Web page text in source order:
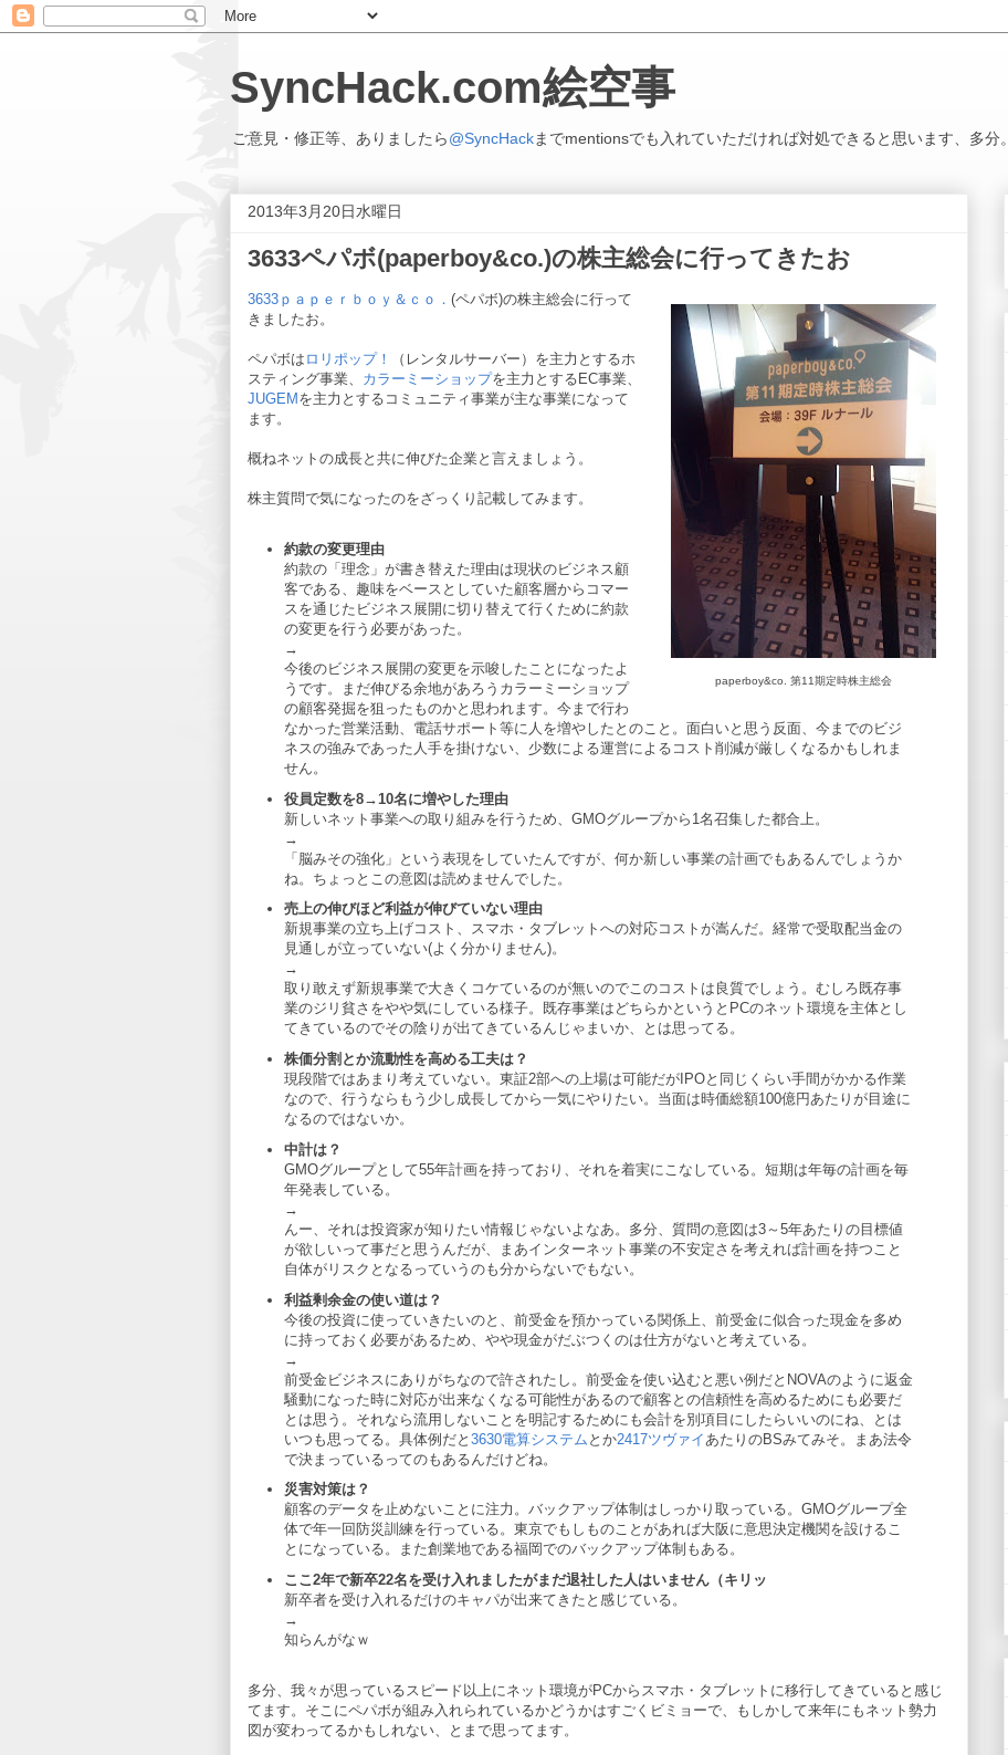
SyncHack.com絵空事
ご意見・修正等、ありましたら@SyncHackまでmentionsでも入れていただければ対処できると思います、多分。
2013年3月20日水曜日
3633ペパボ(paperboy&co.)の株主総会に行ってきたお
paperboy&co. 第11期定時株主総会
3633ｐａｐｅｒｂｏｙ＆ｃｏ． (ペパボ)の株主総会に行って
きましたお。
ペパボは ロリポップ！
（レンタルサーバー）を主力とするホ
スティング事業、 カラーミーショップを主力とするEC事業、
JUGEM を主力とするコミュニティ事業が主な事業になって
ます。
概ねネットの成長と共に伸びた企業と言えましょう。
株主質問で気になったのをざっくり記載してみます。
約款の変更理由
約款の「理念」が書き替えた理由は現状のビジネス顧
客である、趣味をベースとしていた顧客層からコマー
スを通じたビジネス展開に切り替えて行くために約款
の変更を行う必要があった。
→
今後のビジネス展開の変更を示唆したことになったよ
うです。まだ伸びる余地があろうカラーミーショップ
の顧客発掘を狙ったものかと思われます。今まで行わ
なかった営業活動、電話サポート等に人を増やしたとのこと。面白いと思う反面、今までのビジ
ネスの強みであった人手を掛けない、少数による運営によるコスト削減が厳しくなるかもしれま
せん。
役員定数を8→10名に増やした理由
新しいネット事業への取り組みを行うため、GMOグループから1名召集した都合上。
→
「脳みその強化」という表現をしていたんですが、何か新しい事業の計画でもあるんでしょうか
ね。ちょっとこの意図は読めませんでした。
売上の伸びほど利益が伸びていない理由
新規事業の立ち上げコスト、スマホ・タブレットへの対応コストが嵩んだ。経常で受取配当金の
見通しが立っていない(よく分かりません)。
→
取り敢えず新規事業で大きくコケているのが無いのでこのコストは良質でしょう。むしろ既存事
業のジリ貧さをやや気にしている様子。既存事業はどちらかというとPCのネット環境を主体とし
てきているのでその陰りが出てきているんじゃまいか、とは思ってる。
株価分割とか流動性を高める工夫は？
現段階ではあまり考えていない。東証2部への上場は可能だがIPOと同じくらい手間がかかる作業
なので、行うならもう少し成長してから一気にやりたい。当面は時価総額100億円あたりが目途に
なるのではないか。
中計は？
GMOグループとして55年計画を持っており、それを着実にこなしている。短期は年毎の計画を毎
年発表している。
→
んー、それは投資家が知りたい情報じゃないよなあ。多分、質問の意図は3～5年あたりの目標値
が欲しいって事だと思うんだが、まあインターネット事業の不安定さを考えれば計画を持つこと
自体がリスクとなるっていうのも分からないでもない。
利益剰余金の使い道は？
今後の投資に使っていきたいのと、前受金を預かっている関係上、前受金に似合った現金を多め
に持っておく必要があるため、やや現金がだぶつくのは仕方がないと考えている。
→
前受金ビジネスにありがちなので許されたし。前受金を使い込むと悪い例だとNOVAのように返金
騒動になった時に対応が出来なくなる可能性があるので顧客との信頼性を高めるためにも必要だ
とは思う。それなら流用しないことを明記するためにも会計を別項目にしたらいいのにね、とは
いつも思ってる。具体例だと 3630電算システム とか2417ツヴァイ あたりのBSみてみそ。まあ法令
で決まっているってのもあるんだけどね。
災害対策は？
顧客のデータを止めないことに注力。バックアップ体制はしっかり取っている。GMOグループ全
体で年一回防災訓練を行っている。東京でもしものことがあれば大阪に意思決定機関を設けるこ
とになっている。また創業地である福岡でのバックアップ体制もある。
ここ2年で新卒22名を受け入れましたがまだ退社した人はいません（キリッ
新卒者を受け入れるだけのキャパが出来てきたと感じている。
→
知らんがなｗ
多分、我々が思っているスピード以上にネット環境がPCからスマホ・タブレットに移行してきていると感じ
てます。そこにペパボが組み入れられているかどうかはすごくビミョーで、もしかして来年にもネット勢力
図が変わってるかもしれない、とまで思ってます。